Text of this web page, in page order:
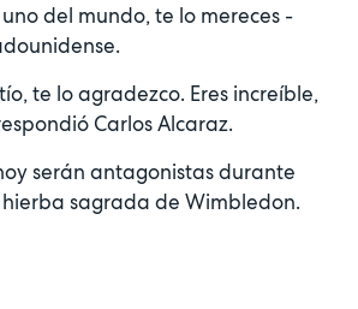
del mundo, te lo mereces -
te lo agradezco. Eres increíble,
Carlos Alcaraz.
serán antagonistas durante
hierba sagrada de Wimbledon.